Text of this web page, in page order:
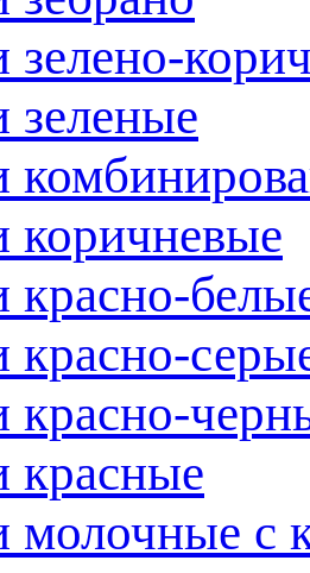
зелено-
зеленые
коричневые
красно-
красно-
красно-
красные
молочные с